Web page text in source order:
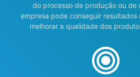
do processo de produção ou de
empresa pode conseguir resultados
melhorar a qualidade dos